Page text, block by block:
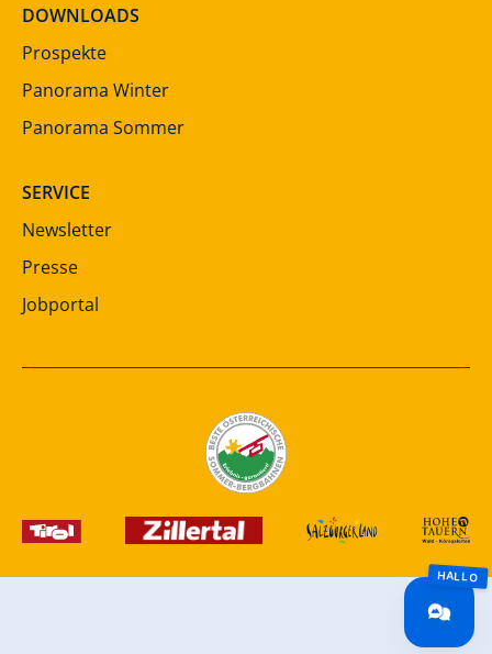
DOWNLOADS
Prospekte
Panorama Winter
Panorama Sommer
SERVICE
Newsletter
Presse
Jobportal